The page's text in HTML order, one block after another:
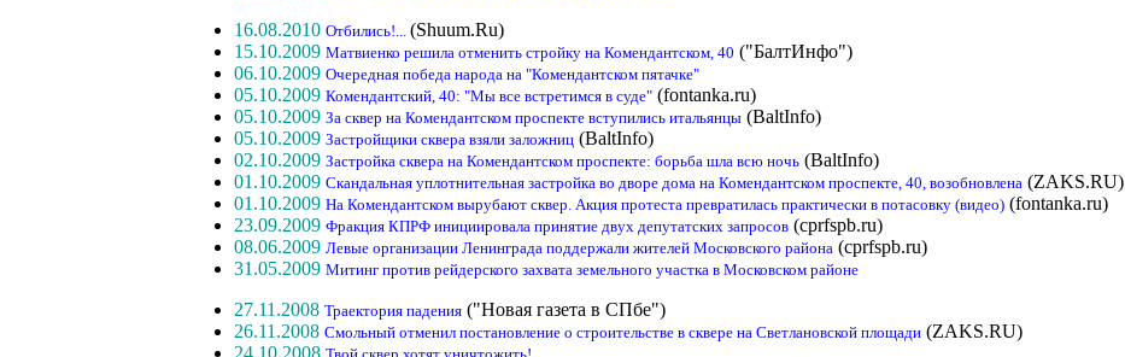
16.08.2010 Отбились!... (Shuum.Ru)
15.10.2009 Матвиенко решила отменить стройку на Комендантском, 40 ("БалтИнфо")
06.10.2009 Очередная победа народа на "Комендантском пятачке"
05.10.2009 Комендантский, 40: "Мы все встретимся в суде" (fontanka.ru)
05.10.2009 За сквер на Комендантском проспекте вступились итальянцы (BaltInfo)
05.10.2009 Застройщики сквера взяли заложниц (BaltInfo)
02.10.2009 Застройка сквера на Комендантском проспекте: борьба шла всю ночь (BaltInfo)
01.10.2009 Скандальная уплотнительная застройка во дворе дома на Комендантском проспекте, 40, возобновлена (ZAKS.RU)
01.10.2009 На Комендантском вырубают сквер. Акция протеста превратилась практически в потасовку (видео) (fontanka.ru)
23.09.2009 Фракция КПРФ инициировала принятие двух депутатских запросов (cprfspb.ru)
08.06.2009 Левые организации Ленинграда поддержали жителей Московского района (cprfspb.ru)
31.05.2009 Митинг против рейдерского захвата земельного участка в Московском районе
27.11.2008 Траектория падения ("Новая газета в СПбе")
26.11.2008 Смольный отменил постановление о строительстве в сквере на Светлановской площади (ZAKS.RU)
24.10.2008